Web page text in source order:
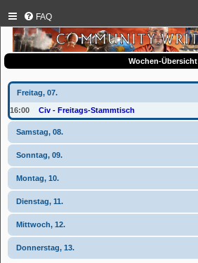
FAQ
Wochen-Übersicht
Freitag, 07.
16:00 Civ - Freitags-Stammtisch
Samstag, 08.
Sonntag, 09.
Montag, 10.
Dienstag, 11.
Mittwoch, 12.
Donnerstag, 13.